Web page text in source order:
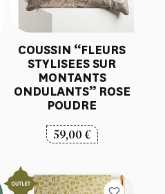
COUSSIN “FLEURS
STYLISEES SUR
MONTANTS
ONDULANTS” ROSE
POUDRE
59,00€